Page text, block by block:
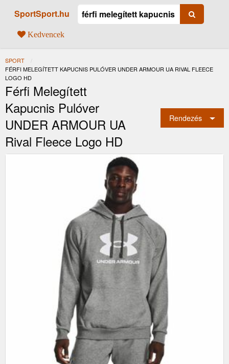
SportSport.hu
Kedvencek
SPORT
JELENLEGI:
FÉRFI MELEGÍTETT KAPUCNIS PULÓVER UNDER ARMOUR UA RIVAL FLEECE
LOGO HD
Férfi Melegített
Kapucnis Pulóver
UNDER ARMOUR UA
Rival Fleece Logo HD
Rendezés